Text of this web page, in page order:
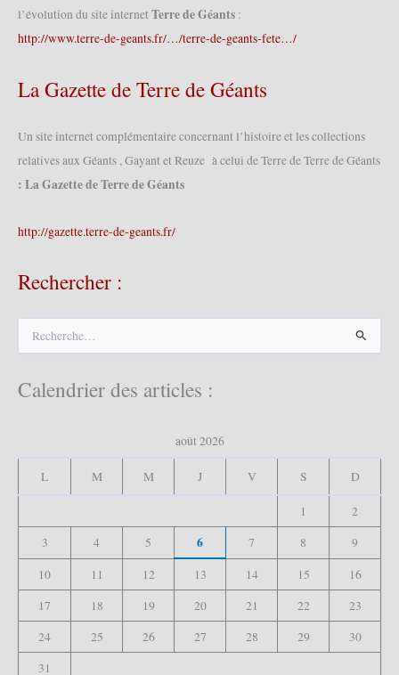
l’évolution du site internet Terre de Géants :
http://www.terre-de-geants.fr/…/terre-de-geants-fete…/
La Gazette de Terre de Géants
Un site internet complémentaire concernant l’histoire et les collections
relatives aux Géants , Gayant et Reuze à celui de Terre de Terre de Géants
: La Gazette de Terre de Géants
http://gazette.terre-de-geants.fr/
Rechercher :
e
Calendrier des articles :
août 2026
L M M J V S D
1
2
3
4 5 6 7 8
9
10
11 12 13 14 15
16
17
18 19 20 21 22
23
24
25 26 27 28 29
30
31